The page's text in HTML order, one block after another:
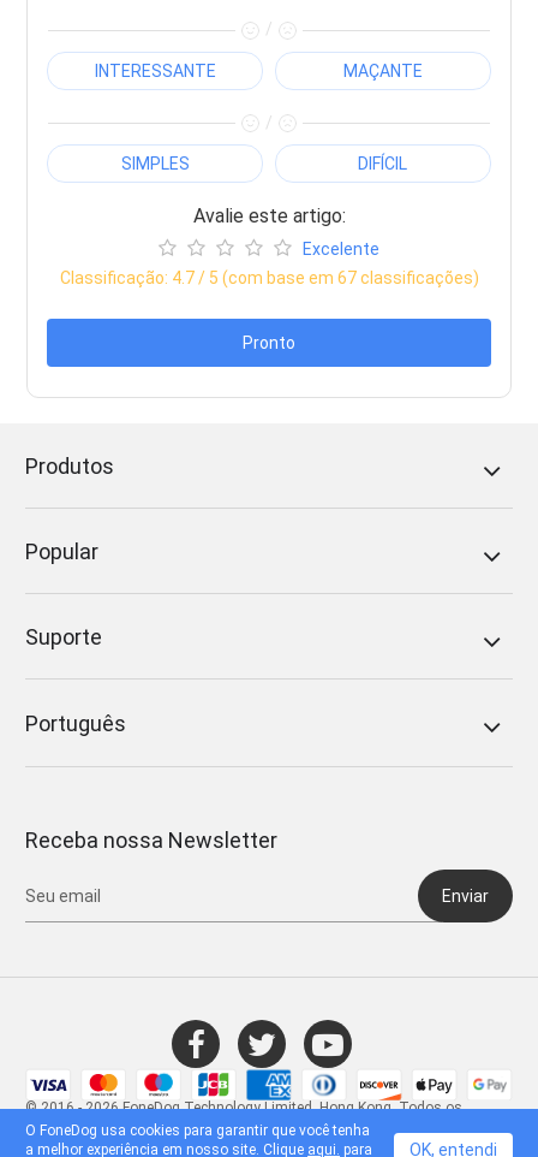
/
INTERESSANTE MAÇANTE
/
SIMPLES DIFÍCIL
Avalie este artigo:
Excelente
Classificação: 4.7/ 5 (com base em 67classificações)
Pronto
Produtos
Popular
Suporte
Português
Receba nossa Newsletter
Enviar
© 2016 - 2026 FoneDog Technology Limited, Hong Kong. Todos os
direitos reservados.
O FoneDog usa cookies para garantir que você tenha
a melhor experiência em nosso site. Clique aqui. para OK, entendi